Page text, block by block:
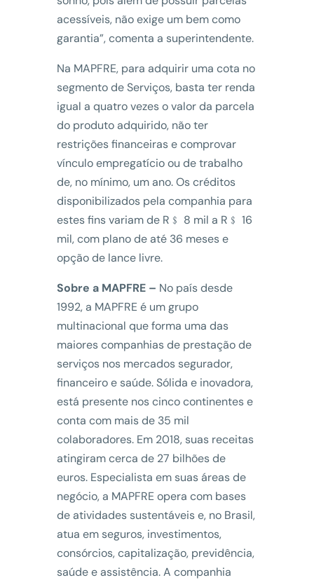
acessíveis, não exige um bem como
garantia”, comenta a superintendente.
Na MAPFRE, para adquirir uma cota no
segmento de Serviços, basta ter renda
igual a quatro vezes o valor da parcela
do produto adquirido, não ter
restrições financeiras e comprovar
vínculo empregatício ou de trabalho
de, no mínimo, um ano. Os créditos
disponibilizados pela companhia para
estes fins variam de R﹩ 8 mil a R﹩ 16
mil, com plano de até 36 meses e
opção de lance livre.
Sobre a MAPFRE – No país desde
1992, a MAPFRE é um grupo
multinacional que forma uma das
maiores companhias de prestação de
serviços nos mercados segurador,
financeiro e saúde. Sólida e inovadora,
está presente nos cinco continentes e
conta com mais de 35 mil
colaboradores. Em 2018, suas receitas
atingiram cerca de 27 bilhões de
euros. Especialista em suas áreas de
negócio, a MAPFRE opera com bases
de atividades sustentáveis e, no Brasil,
atua em seguros, investimentos,
consórcios, capitalização, previdência,
saúde e assistência. A companhia